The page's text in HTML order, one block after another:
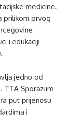
medicine.
prilikom prvog
i edukaciji
jedno od
TTA Sporazum
put prijenosu
i